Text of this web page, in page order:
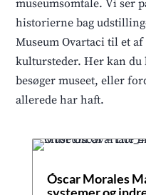
museumsomtale. Vi ser
historierne bag
Museum Ovartaci til et
kultursteder. Her kan
besøger museet, eller
allerede har haft.
Óscar Morales